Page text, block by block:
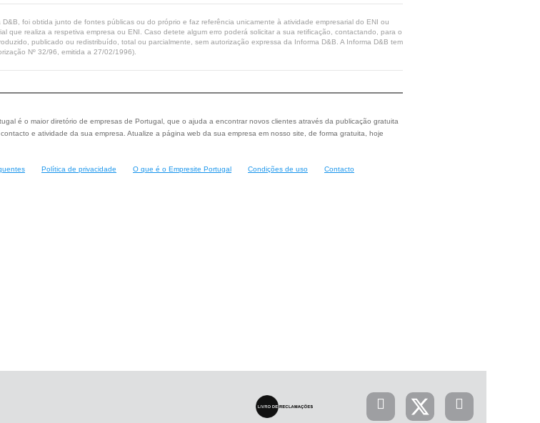
foi obtida junto de fontes públicas ou do próprio e faz referência unicamente à atividade empresarial do ENI ou
que realiza a respetiva empresa ou ENI. Caso detete algum erro poderá solicitar a sua retificação, contactando, para o
publicado ou redistribuído, total ou parcialmente, sem autorização expressa da Informa D&B. A Informa D&B tem
Nº 32/96, emitida a 27/02/1996).
é o maior diretório de empresas de Portugal, que o ajuda a encontrar novos clientes através da publicação gratuita
e atividade da sua empresa. Atualize a página web da sua empresa em nosso site, de forma gratuita, hoje
Política de privacidade O que é o Empresite Portugal Condições de uso Contacto